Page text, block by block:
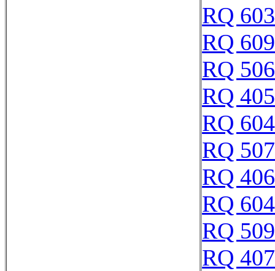
RQ
RQ
RQ
RQ
RQ
RQ
RQ
RQ
RQ
RQ